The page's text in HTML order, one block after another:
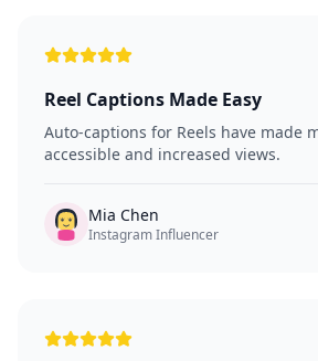
Reel Captions Made Easy
Auto-captions for Reels have made
accessible and increased views.
Mia Chen
Instagram Influencer